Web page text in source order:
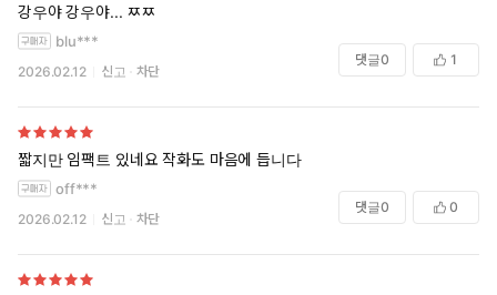
강우야 강우야... ㅉㅉ
blu***
2026.02.12 신고 차단
댓글0 1
짧지만 임팩트 있네요 작화도 마음에 듭니다
off***
2026.02.12 신고 차단
댓글0 0